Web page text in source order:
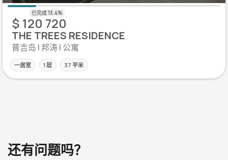
$ 120 720
THE TREES RESIDENCE
普吉岛 | 邦涛 | 公寓
一居室 1 层 37 平米
还有问题吗？